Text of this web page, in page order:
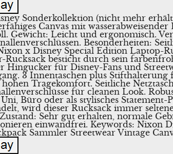
Sonderkollektion (nicht mehr
Canvas mit
Gewicht: Leicht und ergonomisch.
Besonderheiten:
x Disney Special Edition Laptop-
besticht durch sein
Hingucker für Disney-Fans und
3 Innentaschen plus
Tragekomfort. Seitliche
für cleanen Look.
Büro oder als stylisches Statement-
wird dieser Rucksack immer
Sehr gut erhalten, normale
einwandfrei. Keywords: Nixon
Sammler Streetwear Vintage